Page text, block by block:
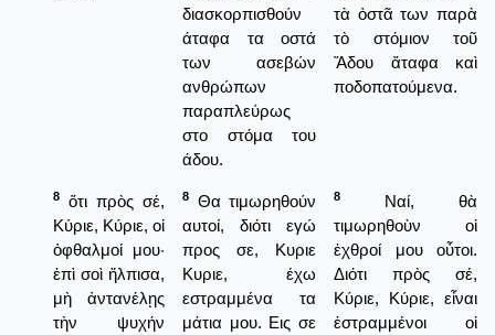
διασκορπισθούν
άταφα τα οστά
των ασεβών
ανθρώπων
παραπλεύρως
στο στόμα του
άδου.
τὰ ὀστᾶ των παρὰ
τὸ στόμιον τοῦ
Ἅδου ἄταφα καὶ
ποδοπατούμενα.
8
ὅτι πρὸς σέ,
Κύριε, Κύριε, οἱ
ὀφθαλμοί μου·
ἐπὶ σοὶ ἤλπισα,
μὴ ἀντανέλῃς
τὴν ψυχήν
8
Θα τιμωρηθούν
αυτοί, διότι εγώ
προς σε, Κυριε
Κυριε, έχω
εστραμμένα τα
μάτια μου. Εις σε
8
Ναί, θὰ
τιμωρηθοὺν οἱ
ἐχθροί μου οὖτοι.
Διότι πρὸς σέ,
Κύριε, Κύριε, εἶναι
ἐστραμμένοι οἱ